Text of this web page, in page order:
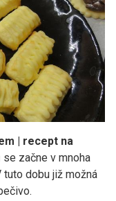
| recept na
začne v mnoha
dobu již možná